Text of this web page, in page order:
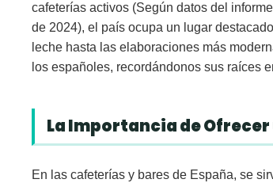
cafeterías activos (Según datos del informe
de 2024), el país ocupa un lugar
leche hasta las elaboraciones más
los españoles, recordándonos sus raíces
La Importancia de Ofrecer
En las cafeterías y bares de España, se